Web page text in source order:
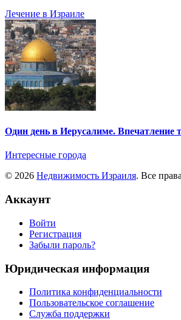
Лечение в Израиле
Один день в Иерусалиме. Впечатление
Интересные города
© 2026 Недвижимость Израиля. Все
Аккаунт
Войти
Регистрация
Забыли пароль?
Юридическая информация
Политика конфиденциальности
Пользовательское соглашение
Служба поддержки